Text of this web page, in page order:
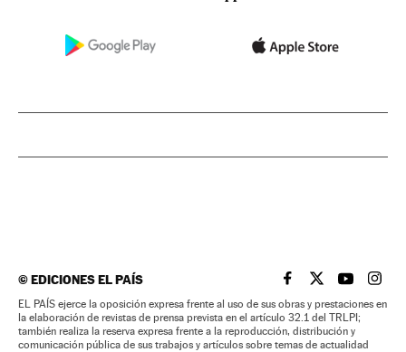
©EDICIONES EL PAÍS EL PAÍS BRASIL EN
EL PAÍSEL PAÍS
EL
EL PAÍS ejerce la oposición expresa frente al uso de sus obras y prestaciones en
la elaboración de revistas de prensa prevista en el artículo 32.1 del TRLPI;
también realiza la reserva expresa frente a la reproducción, distribución y
comunicación pública de sus trabajos y artículos sobre temas de actualidad